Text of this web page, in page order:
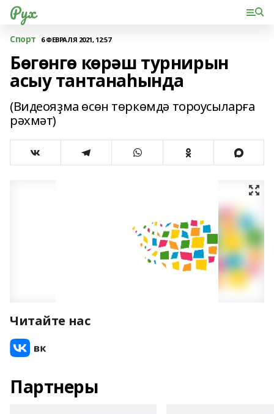
Рух
Спорт 6 ФЕВРАЛЯ 2021, 12:57
Бөгөнгө көрәш турнирын
асыу тантанаһында
(Видеояҙма өсөн төркөмдә тороусыларға
рәхмәт)
Читайте нас
Партнеры